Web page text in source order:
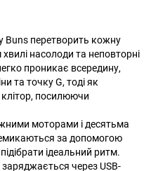
Buns перетворить кожну
насолоди та неповторні
проникає всередину,
та точку G, тоді як
посилюючи
моторами і десятьма
за допомогою
ідеальний ритм.
через USB-